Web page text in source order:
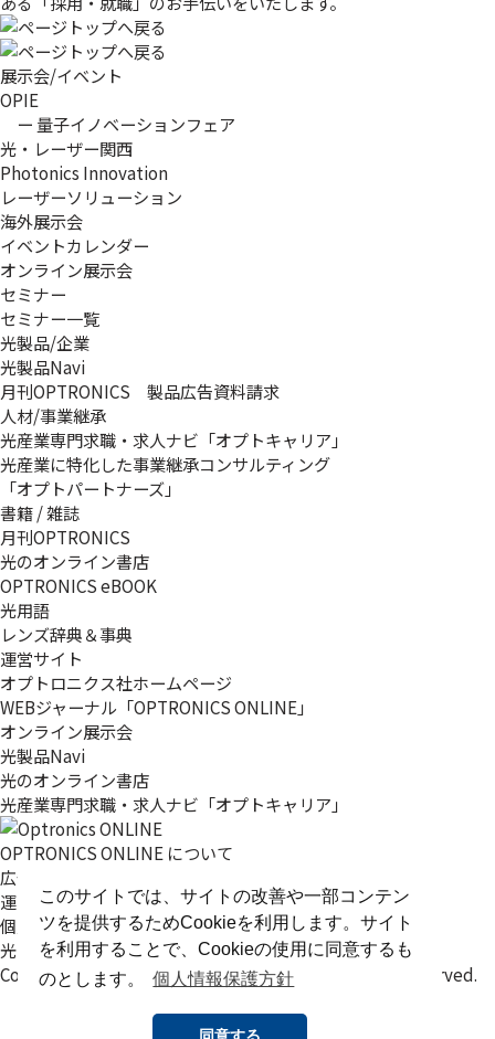
このサイトでは、サイトの改善や一部コンテン
ツを提供するためCookieを利用します。サイト
を利用することで、Cookieの使用に同意するも
のとします。
個人情報保護方針
展示会/イベント
OPIE
ー 量子イノベーションフェア
光・レーザー関西
Photonics Innovation
レーザーソリューション
海外展示会
イベントカレンダー
オンライン展示会
セミナー
セミナー一覧
光製品/企業
光製品Navi
月刊OPTRONICS 製品広告資料請求
人材/事業継承
光産業専門求職・求人ナビ「オプトキャリア」
光産業に特化した事業継承コンサルティング
「オプトパートナーズ」
書籍 / 雑誌
月刊OPTRONICS
光のオンライン書店
OPTRONICS eBOOK
光用語
レンズ辞典＆事典
運営サイト
オプトロニクス社ホームページ
WEBジャーナル「OPTRONICS ONLINE」
オンライン展示会
光製品Navi
光のオンライン書店
光産業専門求職・求人ナビ「オプトキャリア」
OPTRONICS ONLINE について
広告掲載について
運営会社
個人情報
光関連リンク集
Copyright (C) 2025 The Optronics Co., Ltd. All rights reserved.